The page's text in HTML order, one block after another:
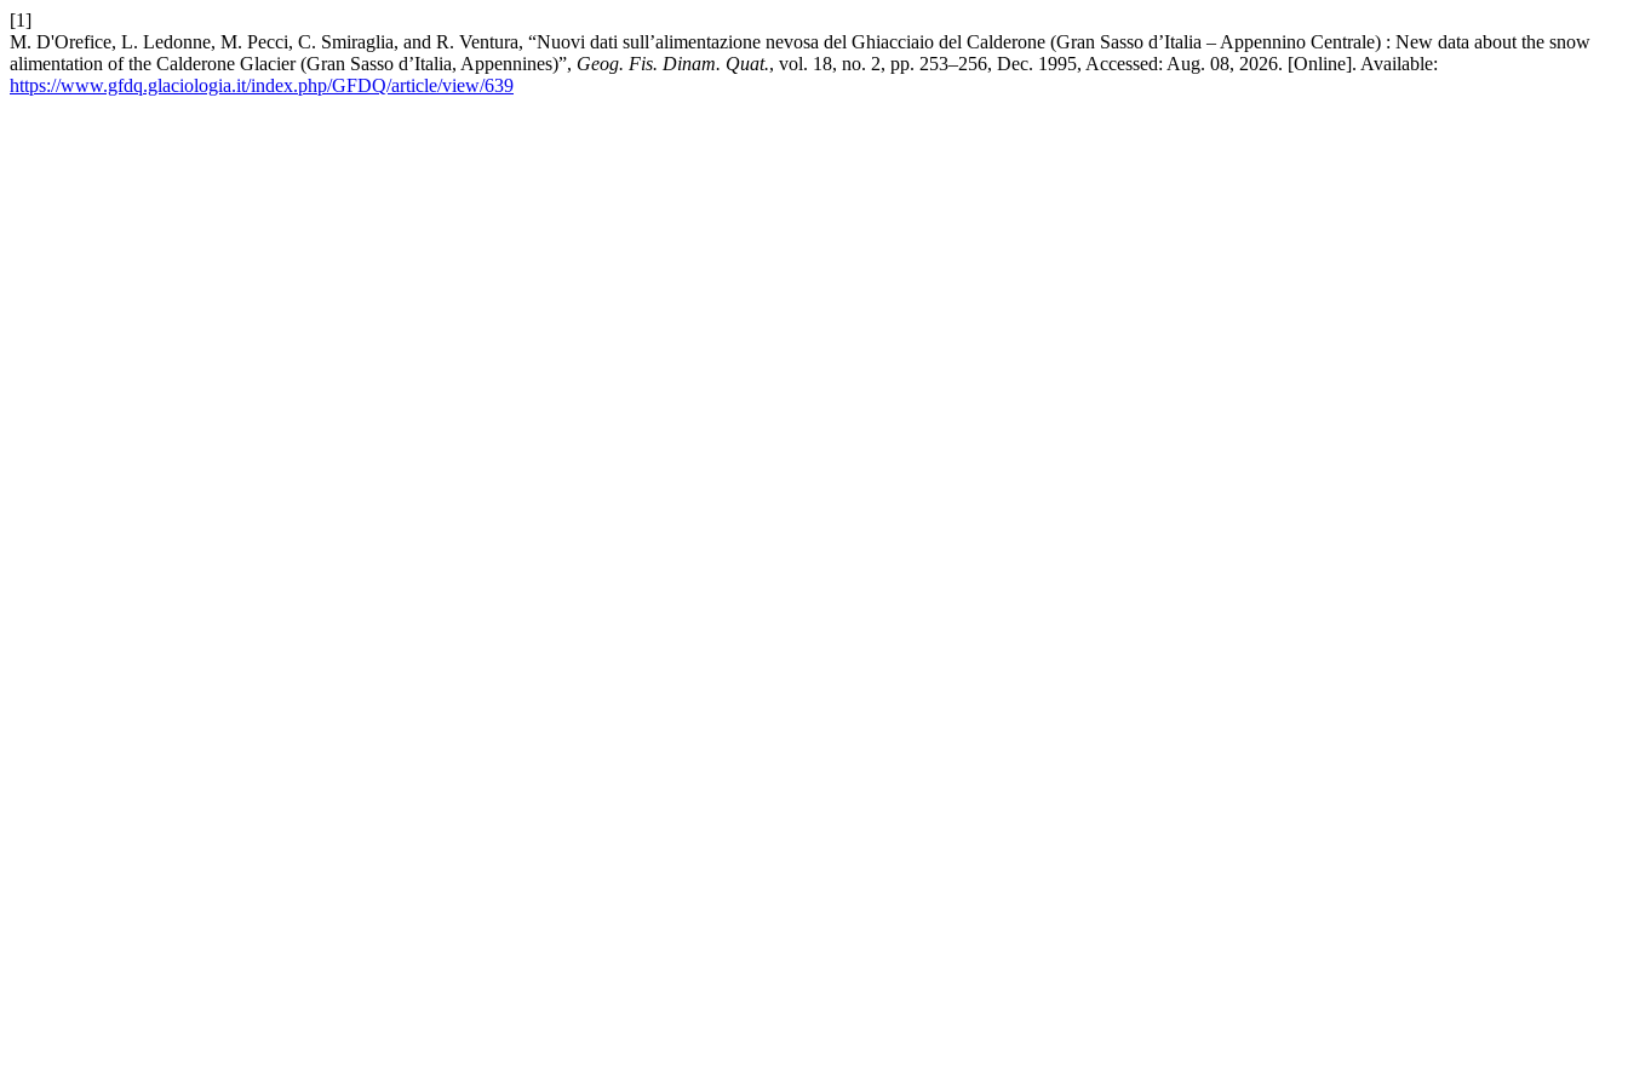
[1]
M. D'Orefice, L. Ledonne, M. Pecci, C. Smiraglia, and R. Ventura, “Nuovi dati sull’alimentazione nevosa del Ghiacciaio del Calderone (Gran Sasso d’Italia – Appennino Centrale) : New data about the snow
alimentation of the Calderone Glacier (Gran Sasso d’Italia, Appennines)”, Geog. Fis. Dinam. Quat., vol. 18, no. 2, pp. 253–256, Dec. 1995, Accessed: Aug. 08, 2026. [Online]. Available:
https://www.gfdq.glaciologia.it/index.php/GFDQ/article/view/639